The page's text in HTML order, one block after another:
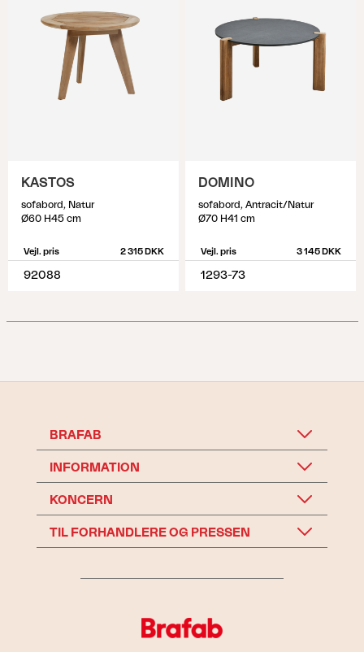
KASTOS
sofabord, Natur
Ø60 H45 cm
Vejl. pris 2 315 DKK
92088
DOMINO
sofabord, Antracit/Natur
Ø70 H41 cm
Vejl. pris 3 145 DKK
1293-73
BRAFAB
INFORMATION
KONCERN
TIL FORHANDLERE OG PRESSEN